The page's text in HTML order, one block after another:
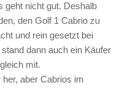
geht nicht gut. Deshalb
den Golf 1 Cabrio zu
und rein gesetzt bei
dann auch ein Käufer
mit.
aber Cabrios im